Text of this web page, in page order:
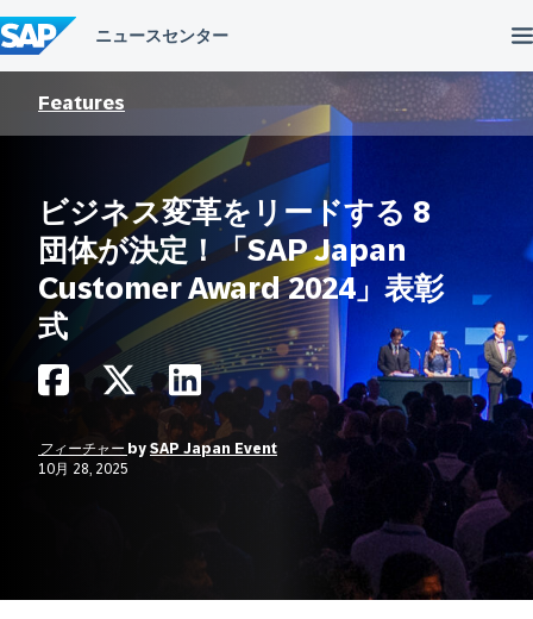
ン
テ
ン
Features
ビジネス変革をリードする 8
団体が決定！「SAP Japan
Customer Award 2024」表彰
式
フィーチャー by SAP Japan Event
10月 28, 2025